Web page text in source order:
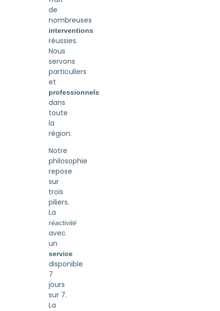
de
nombreuses
interventions
réussies.
Nous
servons
particuliers
et
professionnels
dans
toute
la
région.
Notre
philosophie
repose
sur
trois
piliers.
La
réactivité
avec
un
service
disponible
7
jours
sur 7.
La